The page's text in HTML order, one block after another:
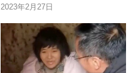
2023年2月27日